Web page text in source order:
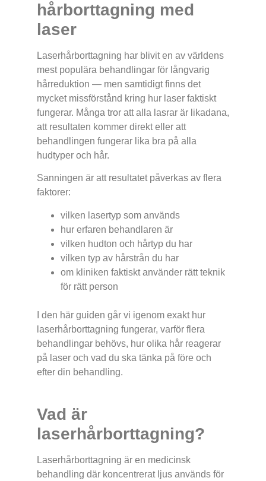
hårborttagning med
laser
Laserhårborttagning har blivit en av världens
mest populära behandlingar för långvarig
hårreduktion — men samtidigt finns det
mycket missförstånd kring hur laser faktiskt
fungerar. Många tror att alla lasrar är likadana,
att resultaten kommer direkt eller att
behandlingen fungerar lika bra på alla
hudtyper och hår.
Sanningen är att resultatet påverkas av flera
faktorer:
vilken lasertyp som används
hur erfaren behandlaren är
vilken hudton och hårtyp du har
vilken typ av hårstrån du har
om kliniken faktiskt använder rätt teknik
för rätt person
I den här guiden går vi igenom exakt hur
laserhårborttagning fungerar, varför flera
behandlingar behövs, hur olika hår reagerar
på laser och vad du ska tänka på före och
efter din behandling.
Vad är
laserhårborttagning?
Laserhårborttagning är en medicinsk
behandling där koncentrerat ljus används för